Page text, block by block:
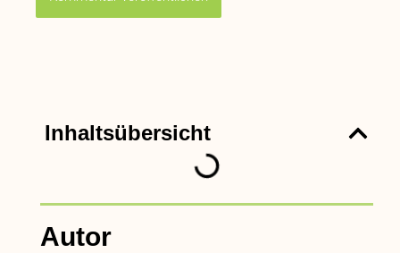
Inhaltsübersicht
Autor